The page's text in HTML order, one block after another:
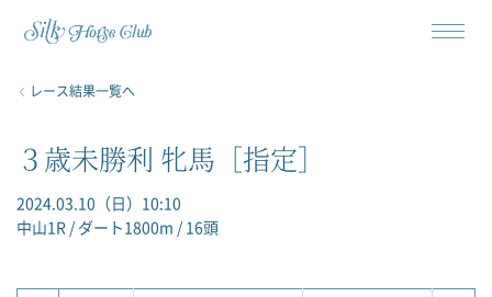
レース結果一覧へ
３歳未勝利 牝馬［指定］
2024.03.10（日）10:10
中山1R / ダート1800m / 16頭